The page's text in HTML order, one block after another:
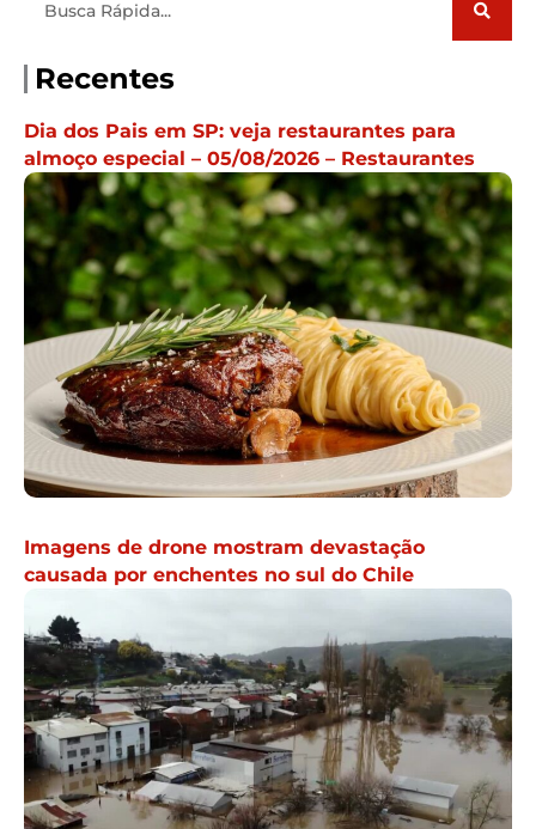
Recentes
Dia dos Pais em SP: veja restaurantes para
almoço especial – 05/08/2026 – Restaurantes
Imagens de drone mostram devastação
causada por enchentes no sul do Chile